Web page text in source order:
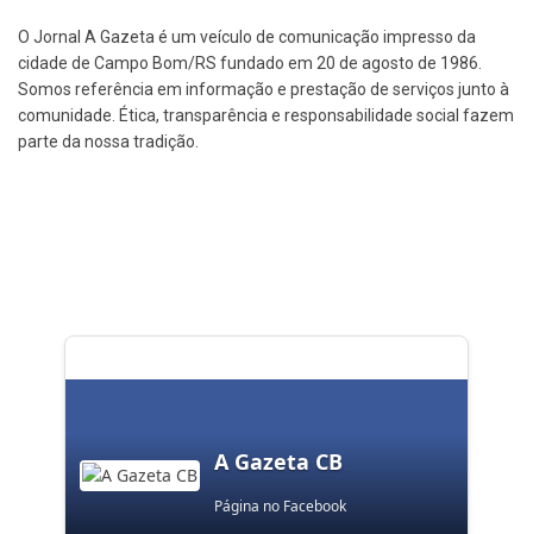
O Jornal A Gazeta é um veículo de comunicação impresso da
cidade de Campo Bom/RS fundado em 20 de agosto de 1986.
Somos referência em informação e prestação de serviços junto à
comunidade. Ética, transparência e responsabilidade social fazem
parte da nossa tradição.
A Gazeta CB
Página no Facebook